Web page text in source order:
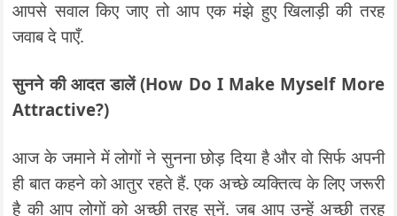
आपसे सवाल किए जाए तो आप एक मंझे हुए खिलाड़ी की तरह
जवाब दे पाएँ.
सुनने की आदत डालें (How Do I Make Myself More
Attractive?)
आज के जमाने में लोगों ने सुनना छोड़ दिया है और वो सिर्फ अपनी
ही बात कहने को आतुर रहते हैं. एक अच्छे व्यक्तित्व के लिए जरूरी
है की आप लोगों को अच्छी तरह सुनें. जब आप उन्हें अच्छी तरह